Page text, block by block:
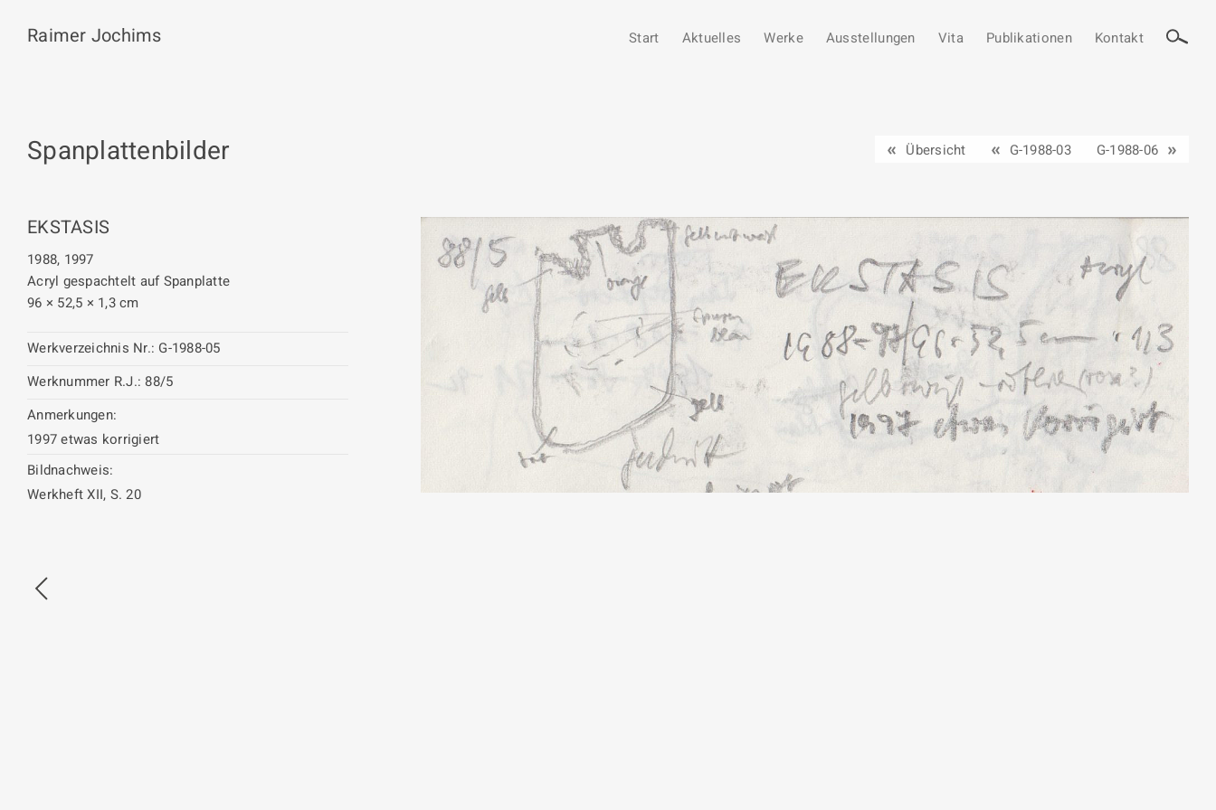
Raimer Jochims Start Aktuelles Werke Ausstellungen Vita Publikationen Kontakt
Spanplattenbilder Übersicht G-1988-03 G-1988-06
EKSTASIS
1988, 1997
Acryl gespachtelt auf Spanplatte
96 × 52,5 × 1,3 cm
Werkverzeichnis Nr.: G-1988-05
Werknummer R.J.: 88/5
Anmerkungen:
1997 etwas korrigiert
Bildnachweis:
Werkheft XII, S. 20